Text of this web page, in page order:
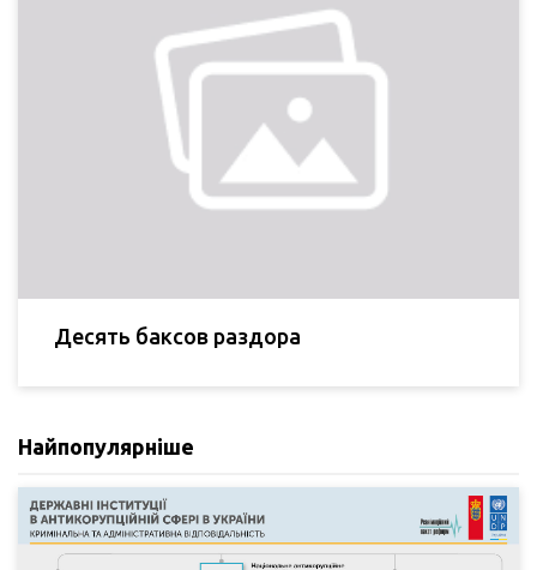
Десять баксов раздора
Найпопулярніше